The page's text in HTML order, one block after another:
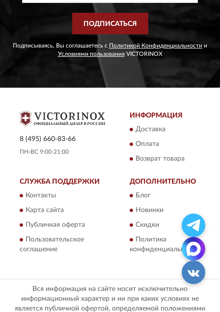
ПОДПИСАТЬСЯ
Подписываясь, Вы соглашаетесь с Политикой Конфиденциальности и
Условиями пользованияVICTORINOX
8 (495) 660-83-66
ПН-ВС 9:00-21:00
ИНФОРМАЦИЯ
Доставка
Оплата
Возврат товара
СЛУЖБА ПОДДЕРЖКИ
Контакты
Карта сайта
Публичная оферта
Пользовательское
соглашение
ДОПОЛНИТЕЛЬНО
Блог
Новинки
Скидки
Политика
конфиденциальности
Вся информация на сайте носит исключительно
информационный характер и ни при каких условиях не
является публичной офертой, определяемой положениями